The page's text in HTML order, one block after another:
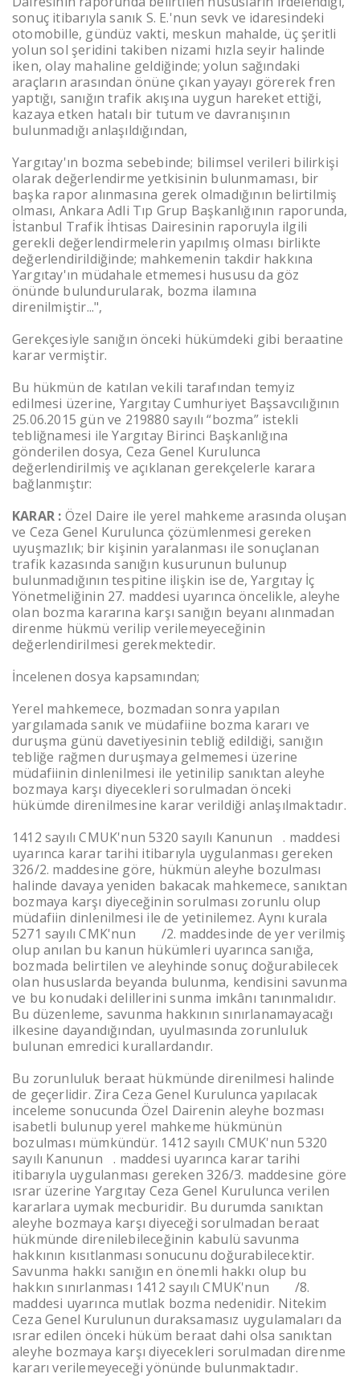
sonuç itibarıyla sanık S. E.'nun sevk ve idaresindeki
otomobille, gündüz vakti, meskun mahalde, üç şeritli
yolun sol şeridini takiben nizami hızla seyir halinde
iken, olay mahaline geldiğinde; yolun sağındaki
araçların arasından önüne çıkan yayayı görerek fren
yaptığı, sanığın trafik akışına uygun hareket ettiği,
kazaya etken hatalı bir tutum ve davranışının
bulunmadığı anlaşıldığından,
Yargıtay'ın bozma sebebinde; bilimsel verileri bilirkişi
olarak değerlendirme yetkisinin bulunmaması, bir
başka rapor alınmasına gerek olmadığının belirtilmiş
olması, Ankara Adli Tıp Grup Başkanlığının raporunda,
İstanbul Trafik İhtisas Dairesinin raporuyla ilgili
gerekli değerlendirmelerin yapılmış olması birlikte
değerlendirildiğinde; mahkemenin takdir hakkına
Yargıtay'ın müdahale etmemesi hususu da göz
önünde bulundurularak, bozma ilamına
direnilmiştir...",
Gerekçesiyle sanığın önceki hükümdeki gibi beraatine
karar vermiştir.
Bu hükmün de katılan vekili tarafından temyiz
edilmesi üzerine, Yargıtay Cumhuriyet Başsavcılığının
25.06.2015 gün ve 219880 sayılı “bozma” istekli
tebliğnamesi ile Yargıtay Birinci Başkanlığına
gönderilen dosya, Ceza Genel Kurulunca
değerlendirilmiş ve açıklanan gerekçelerle karara
bağlanmıştır:
KARAR : Özel Daire ile yerel mahkeme arasında oluşan
ve Ceza Genel Kurulunca çözümlenmesi gereken
uyuşmazlık; bir kişinin yaralanması ile sonuçlanan
trafik kazasında sanığın kusurunun bulunup
bulunmadığının tespitine ilişkin ise de, Yargıtay İç
Yönetmeliğinin 27. maddesi uyarınca öncelikle, aleyhe
olan bozma kararına karşı sanığın beyanı alınmadan
direnme hükmü verilip verilemeyeceğinin
değerlendirilmesi gerekmektedir.
İncelenen dosya kapsamından;
Yerel mahkemece, bozmadan sonra yapılan
yargılamada sanık ve müdafiine bozma kararı ve
duruşma günü davetiyesinin tebliğ edildiği, sanığın
tebliğe rağmen duruşmaya gelmemesi üzerine
müdafiinin dinlenilmesi ile yetinilip sanıktan aleyhe
bozmaya karşı diyecekleri sorulmadan önceki
hükümde direnilmesine karar verildiği anlaşılmaktadır.
1412 sayılı CMUK'nun 5320 sayılı Kanunun
8. maddesi
uyarınca karar tarihi itibarıyla uygulanması gereken
326/2. maddesine göre, hükmün aleyhe bozulması
halinde davaya yeniden bakacak mahkemece, sanıktan
bozmaya karşı diyeceğinin sorulması zorunlu olup
müdafiin dinlenilmesi ile de yetinilemez. Aynı kurala
5271 sayılı CMK'nun
/2. maddesinde de yer verilmiş
olup anılan bu kanun hükümleri uyarınca sanığa,
bozmada belirtilen ve aleyhinde sonuç doğurabilecek
olan hususlarda beyanda bulunma, kendisini savunma
ve bu konudaki delillerini sunma imkânı tanınmalıdır.
Bu düzenleme, savunma hakkının sınırlanamayacağı
ilkesine dayandığından, uyulmasında zorunluluk
bulunan emredici kurallardandır.
Bu zorunluluk beraat hükmünde direnilmesi halinde
de geçerlidir. Zira Ceza Genel Kurulunca yapılacak
inceleme sonucunda Özel Dairenin aleyhe bozması
isabetli bulunup yerel mahkeme hükmünün
bozulması mümkündür. 1412 sayılı CMUK'nun 5320
sayılı Kanunun
8. maddesi uyarınca karar tarihi
itibarıyla uygulanması gereken 326/3. maddesine göre
ısrar üzerine Yargıtay Ceza Genel Kurulunca verilen
kararlara uymak mecburidir. Bu durumda sanıktan
aleyhe bozmaya karşı diyeceği sorulmadan beraat
hükmünde direnilebileceğinin kabulü savunma
hakkının kısıtlanması sonucunu doğurabilecektir.
Savunma hakkı sanığın en önemli hakkı olup bu
hakkın sınırlanması 1412 sayılı CMUK'nun
/8.
maddesi uyarınca mutlak bozma nedenidir. Nitekim
Ceza Genel Kurulunun duraksamasız uygulamaları da
ısrar edilen önceki hüküm beraat dahi olsa sanıktan
aleyhe bozmaya karşı diyecekleri sorulmadan direnme
kararı verilemeyeceği yönünde bulunmaktadır.